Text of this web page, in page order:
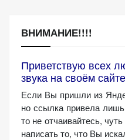
ВНИМАНИЕ!!!!
Приветствую всех
звука на своём
Если Вы пришли из
но ссылка привела
то не отчаивайтесь,
написать то, что Вы